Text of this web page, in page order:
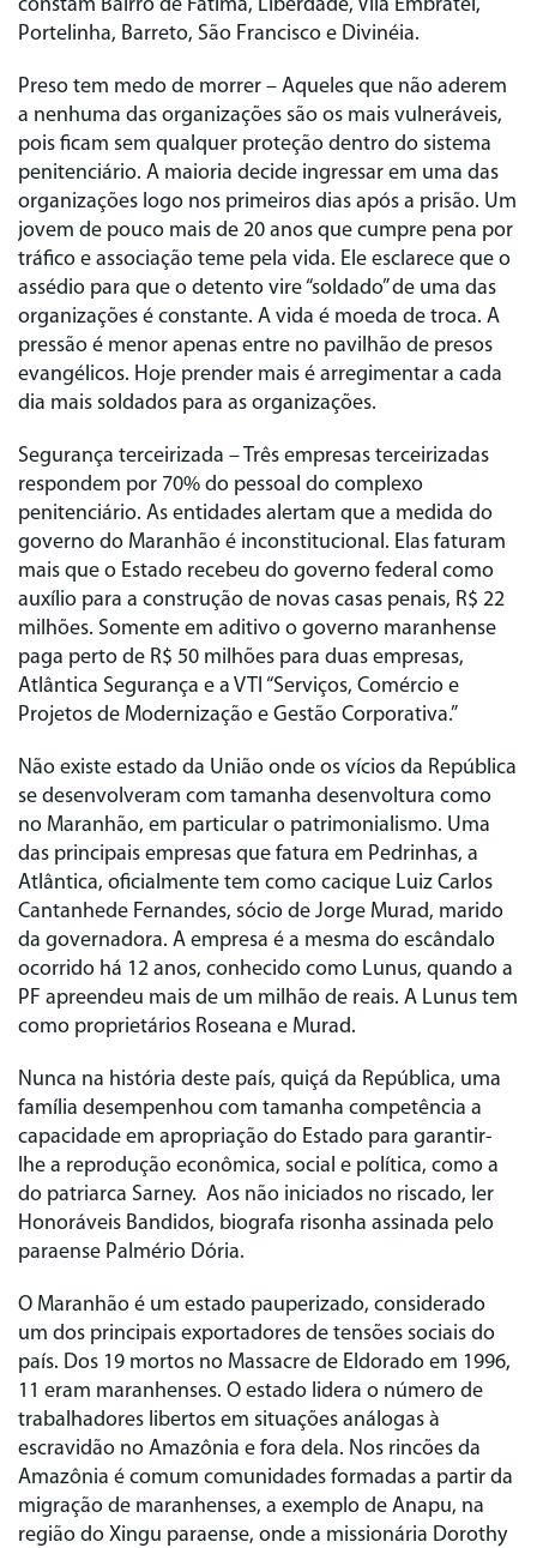
constam Bairro de Fátima, Liberdade, Vila Embratel,
Portelinha, Barreto, São Francisco e Divinéia.
Preso tem medo de morrer – Aqueles que não aderem
a nenhuma das organizações são os mais vulneráveis,
pois ficam sem qualquer proteção dentro do sistema
penitenciário. A maioria decide ingressar em uma das
organizações logo nos primeiros dias após a prisão. Um
jovem de pouco mais de 20 anos que cumpre pena por
tráfico e associação teme pela vida. Ele esclarece que o
assédio para que o detento vire “soldado” de uma das
organizações é constante. A vida é moeda de troca. A
pressão é menor apenas entre no pavilhão de presos
evangélicos. Hoje prender mais é arregimentar a cada
dia mais soldados para as organizações.
Segurança terceirizada – Três empresas terceirizadas
respondem por 70% do pessoal do complexo
penitenciário. As entidades alertam que a medida do
governo do Maranhão é inconstitucional. Elas faturam
mais que o Estado recebeu do governo federal como
auxílio para a construção de novas casas penais, R$ 22
milhões. Somente em aditivo o governo maranhense
paga perto de R$ 50 milhões para duas empresas,
Atlântica Segurança e a VTI “Serviços, Comércio e
Projetos de Modernização e Gestão Corporativa.”
Não existe estado da União onde os vícios da República
se desenvolveram com tamanha desenvoltura como
no Maranhão, em particular o patrimonialismo. Uma
das principais empresas que fatura em Pedrinhas, a
Atlântica, oficialmente tem como cacique Luiz Carlos
Cantanhede Fernandes, sócio de Jorge Murad, marido
da governadora. A empresa é a mesma do escândalo
ocorrido há 12 anos, conhecido como Lunus, quando a
PF apreendeu mais de um milhão de reais. A Lunus tem
como proprietários Roseana e Murad.
Nunca na história deste país, quiçá da República, uma
família desempenhou com tamanha competência a
capacidade em apropriação do Estado para garantir-
lhe a reprodução econômica, social e política, como a
do patriarca Sarney. Aos não iniciados no riscado, ler
Honoráveis Bandidos, biografa risonha assinada pelo
paraense Palmério Dória.
O Maranhão é um estado pauperizado, considerado
um dos principais exportadores de tensões sociais do
país. Dos 19 mortos no Massacre de Eldorado em 1996,
11 eram maranhenses. O estado lidera o número de
trabalhadores libertos em situações análogas à
escravidão no Amazônia e fora dela. Nos rincões da
Amazônia é comum comunidades formadas a partir da
migração de maranhenses, a exemplo de Anapu, na
região do Xingu paraense, onde a missionária Dorothy